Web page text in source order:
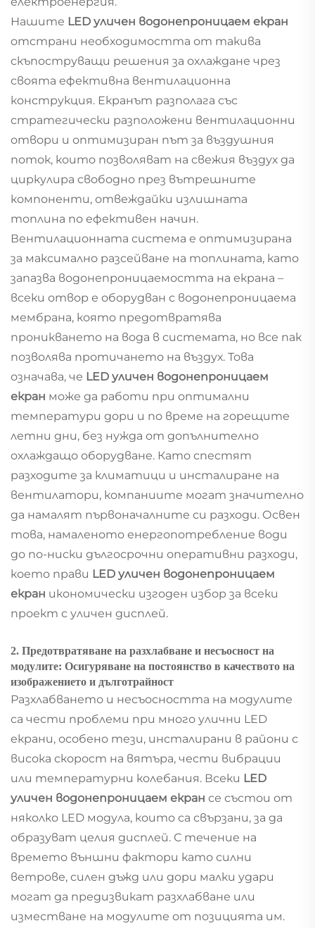
Нашите LED уличен водонепроницаем екран
отстрани необходимостта от такива
скъпоструващи решения за охлаждане чрез
своята ефективна вентилационна
конструкция. Екранът разполага със
стратегически разположени вентилационни
отвори и оптимизиран път за въздушния
поток, които позволяват на свежия въздух да
циркулира свободно през вътрешните
компоненти, отвеждайки излишната
топлина по ефективен начин.
Вентилационната система е оптимизирана
за максимално разсейване на топлината, като
запазва водонепроницаемостта на екрана –
всеки отвор е оборудван с водонепроницаема
мембрана, която предотвратява
проникването на вода в системата, но все пак
позволява протичането на въздух. Това
означава, че LED уличен водонепроницаем
екран може да работи при оптимални
температури дори и по време на горещите
летни дни, без нужда от допълнително
охлаждащо оборудване. Като спестят
разходите за климатици и инсталиране на
вентилатори, компаниите могат значително
да намалят първоначалните си разходи. Освен
това, намаленото енергопотребление води
до по-ниски дългосрочни оперативни разходи,
което прави LED уличен водонепроницаем
екран икономически изгоден избор за всеки
проект с уличен дисплей.
2. Предотвратяване на разхлабване и несъосност на
модулите: Осигуряване на постоянство в качеството на
изображението и дълготрайност
Разхлабването и несъосността на модулите
са чести проблеми при много улични LED
екрани, особено тези, инсталирани в райони с
висока скорост на вятъра, чести вибрации
или температурни колебания. Всеки LED
уличен водонепроницаем екран се състои от
няколко LED модула, които са свързани, за да
образуват целия дисплей. С течение на
времето външни фактори като силни
ветрове, силен дъжд или дори малки удари
могат да предизвикат разхлабване или
изместване на модулите от позицията им.